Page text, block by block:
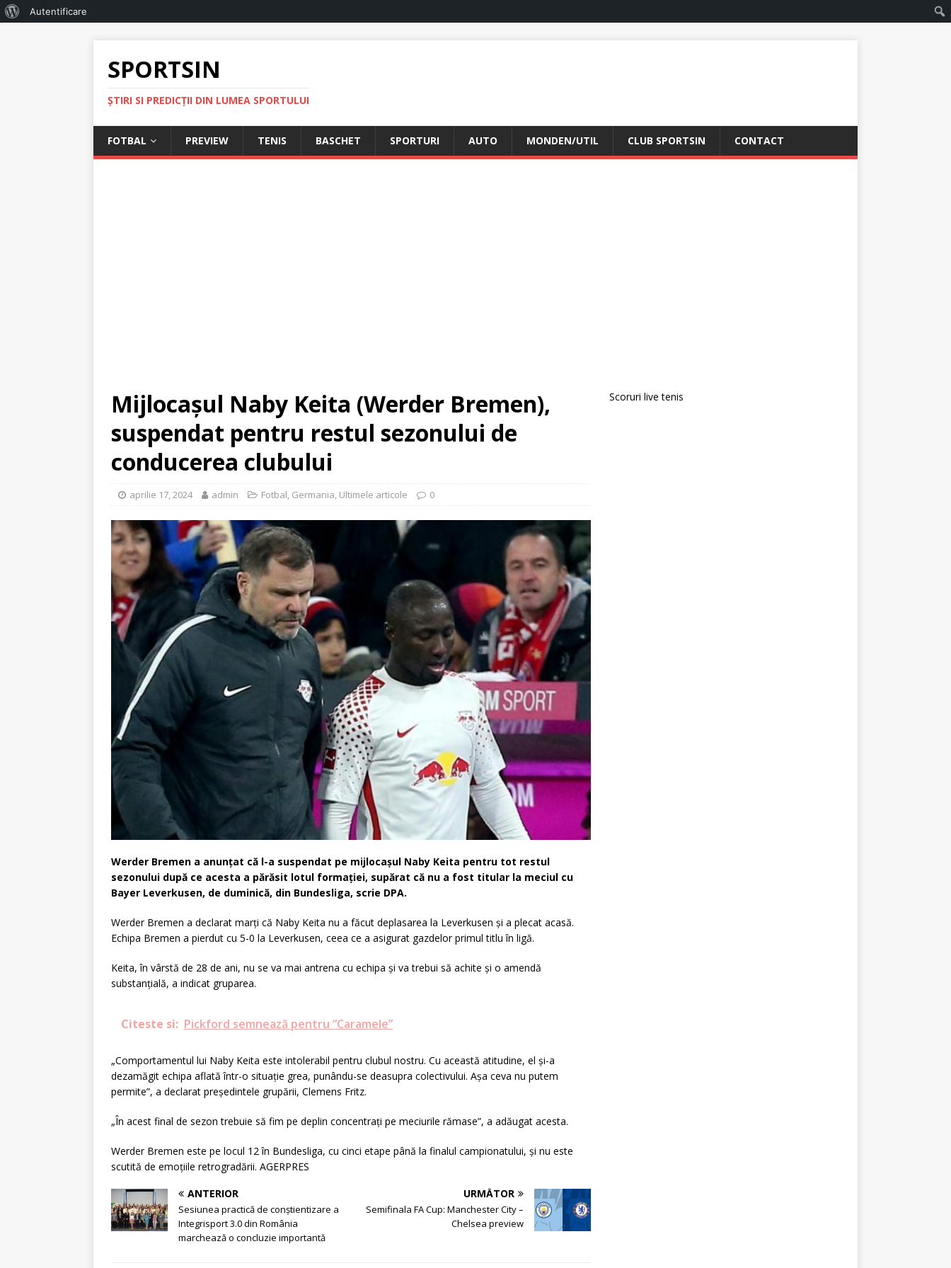
Autentificare
SPORTSIN
ŞTIRI SI PREDICŢII DIN LUMEA SPORTULUI
FOTBAL PREVIEW TENIS BASCHET SPORTURI AUTO MONDEN/UTIL CLUB SPORTSIN CONTACT
Mijlocaşul Naby Keita (Werder Bremen),
suspendat pentru restul sezonului de
conducerea clubului
aprilie 17, 2024 admin Fotbal, Germania, Ultimele articole 0
Werder Bremen a anunţat că l-a suspendat pe mijlocaşul Naby Keita pentru tot restul
sezonului după ce acesta a părăsit lotul formaţiei, supărat că nu a fost titular la meciul cu
Bayer Leverkusen, de duminică, din Bundesliga, scrie DPA.
Werder Bremen a declarat marţi că Naby Keita nu a făcut deplasarea la Leverkusen şi a plecat acasă.
Echipa Bremen a pierdut cu 5-0 la Leverkusen, ceea ce a asigurat gazdelor primul titlu în ligă.
Keita, în vârstă de 28 de ani, nu se va mai antrena cu echipa şi va trebui să achite şi o amendă
substanţială, a indicat gruparea.
Citeste si: Pickford semnează pentru ”Caramele”
„Comportamentul lui Naby Keita este intolerabil pentru clubul nostru. Cu această atitudine, el şi-a
dezamăgit echipa aflată într-o situaţie grea, punându-se deasupra colectivului. Aşa ceva nu putem
permite”, a declarat preşedintele grupării, Clemens Fritz.
„În acest final de sezon trebuie să fim pe deplin concentraţi pe meciurile rămase”, a adăugat acesta.
Werder Bremen este pe locul 12 în Bundesliga, cu cinci etape până la finalul campionatului, şi nu este
scutită de emoţiile retrogradării. AGERPRES
ANTERIOR
Sesiunea practică de conștientizare a
Integrisport 3.0 din România
marchează o concluzie importantă
URMĂTOR
Semifinala FA Cup: Manchester City –
Chelsea preview
Scoruri live tenis